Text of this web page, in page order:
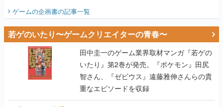
ビュー】
ゲームの企画書の記事一覧
若ゲのいたり〜ゲームクリエイターの青春〜
田中圭一のゲーム業界取材マンガ『若ゲの
いたり』第2巻が発売。『ポケモン』田尻
智さん、『ゼビウス』遠藤雅伸さんらの貴
重なエピソードを収録